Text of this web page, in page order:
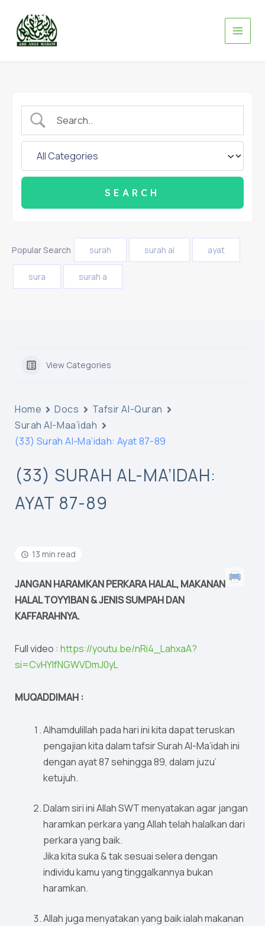
content
Popular Search surah surah al ayat
sura surah a
View Categories
Home Docs
Tafsir Al-Quran
Surah Al-Maa’idah
(33) Surah Al-Ma’idah: Ayat 87-89
(33) SURAH AL-MA’IDAH:
AYAT 87-89
13 min read
JANGAN HARAMKAN PERKARA HALAL, MAKANAN
HALAL TOYYIBAN & JENIS SUMPAH DAN
KAFFARAHNYA.
Full video : https://youtu.be/nRi4_LahxaA?
si=CvHYIfNGWVDmJ0yL
MUQADDIMAH :
Alhamdulillah pada hari ini kita dapat teruskan
pengajian kita dalam tafsir Surah Al-Ma’idah ini
dengan ayat 87 sehingga 89, dalam juzu’
ketujuh.
Dalam siri ini Allah SWT menyatakan agar jangan
haramkan perkara yang Allah telah halalkan dari
perkara yang baik.
Jika kita suka & tak sesuai selera dengan
individu kamu yang tinggalkannya bukan
haramkan.
Allah juga menyatakan yang baik ialah makanan